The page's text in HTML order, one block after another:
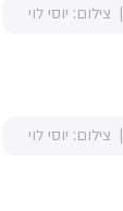
צילום: יוסי לוי
צילום: יוסי לוי